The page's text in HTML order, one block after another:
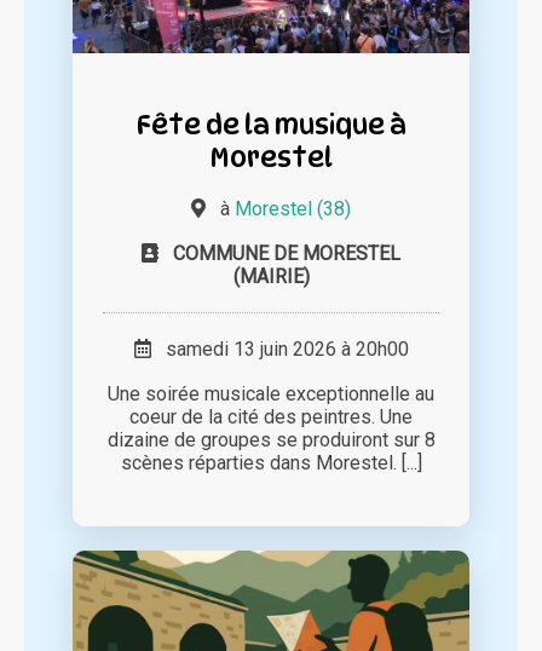
Fête de la musique à
Morestel
à Morestel (38)
COMMUNE DE MORESTEL
(MAIRIE)
samedi 13 juin 2026 à 20h00
Une soirée musicale exceptionnelle au
coeur de la cité des peintres. Une
dizaine de groupes se produiront sur 8
scènes réparties dans Morestel. [...]